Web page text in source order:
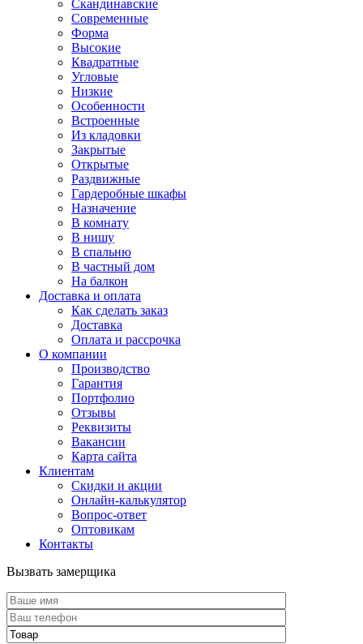
Скандинавские
Современные
Форма
Высокие
Квадратные
Угловые
Низкие
Особенности
Встроенные
Из кладовки
Закрытые
Открытые
Раздвижные
Гардеробные шкафы
Назначение
В комнату
В нишу
В спальню
В частный дом
На балкон
Доставка и оплата
Как сделать заказ
Доставка
Оплата и рассрочка
О компании
Производство
Гарантия
Портфолио
Отзывы
Реквизиты
Вакансии
Карта сайта
Клиентам
Скидки и акции
Онлайн-калькулятор
Вопрос-ответ
Оптовикам
Контакты
Вызвать замерщика